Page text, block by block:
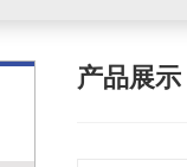
产品展示